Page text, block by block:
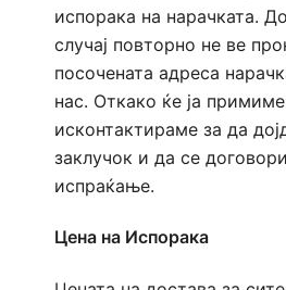
испорака на нарачката.
случај повторно не ве
посочената адреса
нас. Откако ќе ја
исконтактираме за да
заклучок и да се
испраќање.
Цена на Испорака